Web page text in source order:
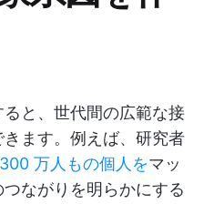
と、世代間の広範な接
ます。例えば、研究者
万人もの個人をマッ
ながりを明らかにする